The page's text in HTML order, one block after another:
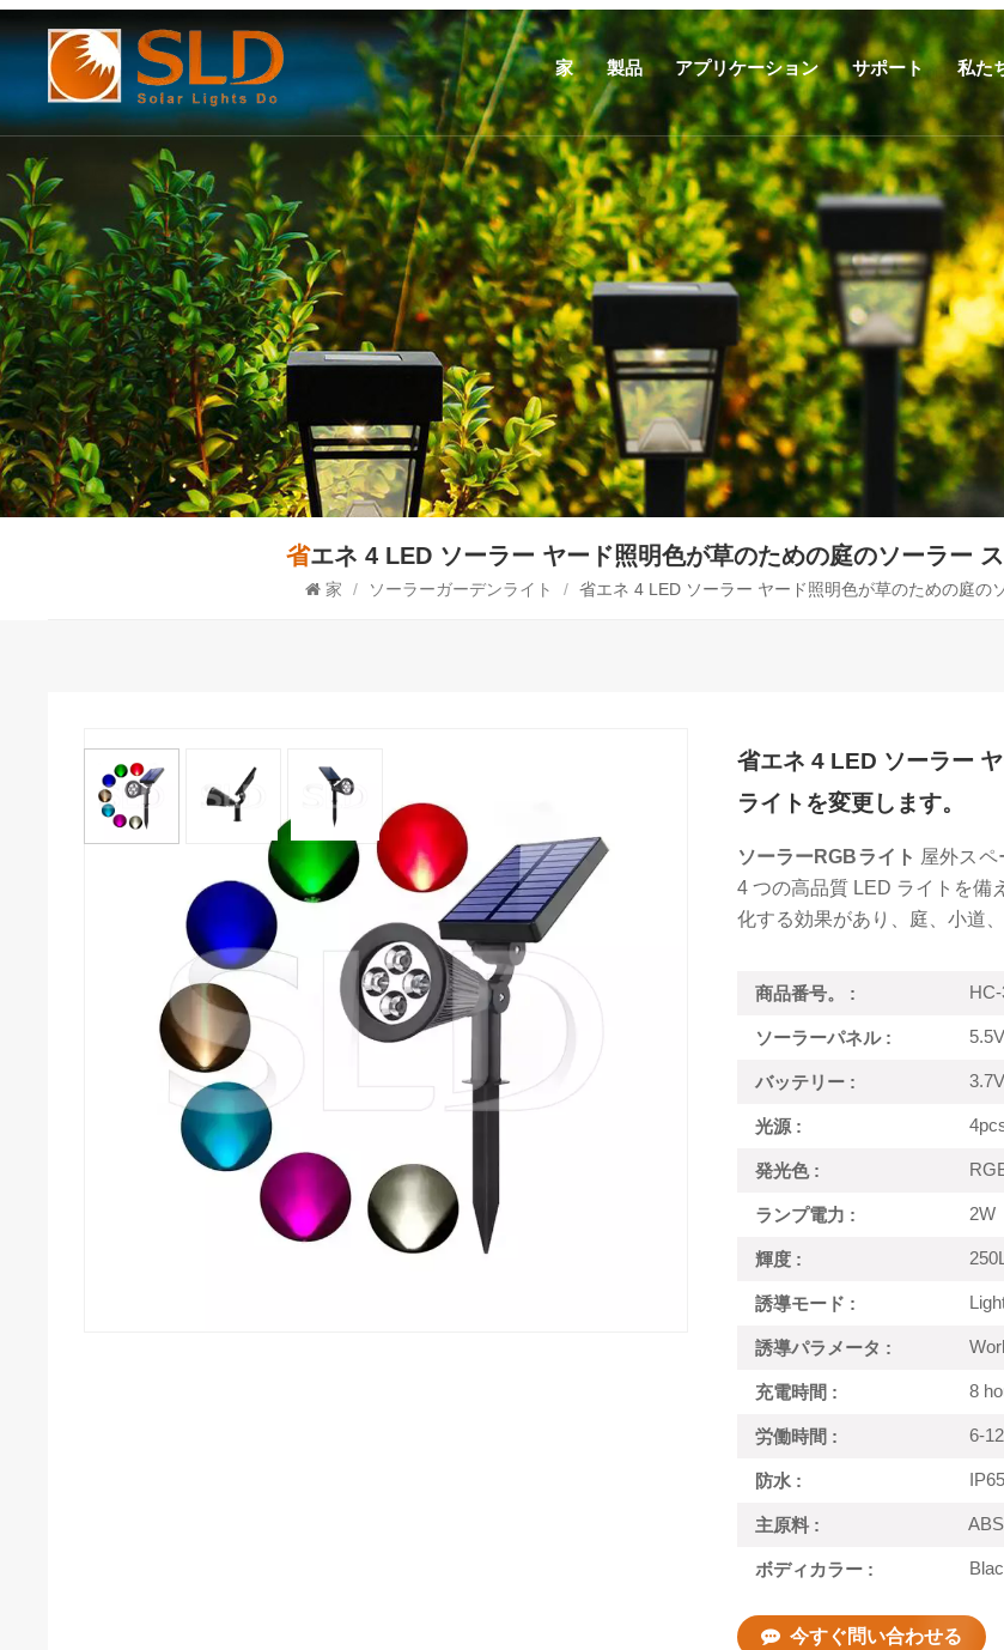
家 製品 アプリケーション サポート 私た
省エネ 4 LED ソーラー ヤード照明色が草のための庭のソーラー
家 / ソーラーガーデンライト / 省エネ 4 LED ソーラー ヤード照明色が草のための庭の
省エネ 4 LED ソーラー
ライトを変更します。
ソーラーRGBライト 屋外スペ
4 つの高品質 LED ライトを備
化する効果があり、庭、小道
商品番号。 :
ソーラーパネル :
バッテリー :
光源 :
発光色 :
ランプ電力 : 2W
輝度 :
誘導モード :
誘導パラメータ :
充電時間 : 8
労働時間 : 6-
防水 : IP65
主原料 :
ボディカラー :
今すぐ問い合わせる